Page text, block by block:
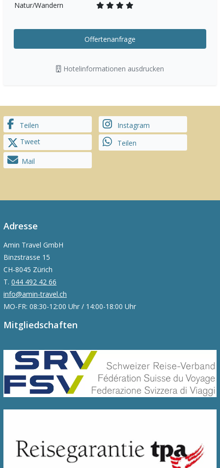
Natur/Wandern
Offertenanfrage
Hotelinformationen ausdrucken
Teilen
Instagram
Tweet
Teilen
Mail
Adresse
Amin Travel GmbH
Binzstrasse 15
CH-8045 Zürich
T. 044 492 42 66
info@amin-travel.ch
MO-FR: 08:30-12:00 Uhr / 14:00-18:00 Uhr
Mitgliedschaften